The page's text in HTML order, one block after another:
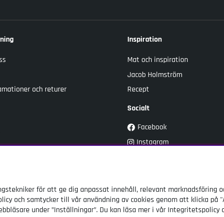
och returer
Inspiration
Mat och inspiration
Jacob Holmström
Recept
Socialt
Facebook
Instagram
© Kockums Jernverk AB. Vi använder cookies -läs mer här.
för att ge dig anpassat innehåll, relevant marknadsföring
och samtycker till vår användning av cookies genom att klicka på
under ”Inställningar”. Du kan läsa mer i vår Integritetspolicy